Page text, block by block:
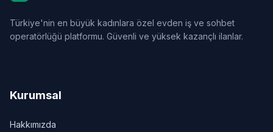
Türkiye'nin en büyük kadınlara özel evden iş ve sohbet
operatörlüğü platformu. Güvenli ve yüksek kazançlı ilanlar.
Kurumsal
Hakkımızda